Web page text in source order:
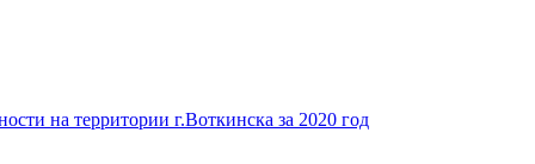
на территории г.Воткинска за 2020 год